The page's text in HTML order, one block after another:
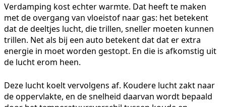
Verdamping kost echter warmte. Dat heeft te maken
met de overgang van vloeistof naar gas: het betekent
dat de deeltjes lucht, die trillen, sneller moeten kunnen
trillen. Net als bij een auto betekent dat dat er extra
energie in moet worden gestopt. En die is afkomstig uit
de lucht erom heen.
Deze lucht koelt vervolgens af. Koudere lucht zakt naar
de oppervlakte, en de snelheid daarvan wordt bepaald